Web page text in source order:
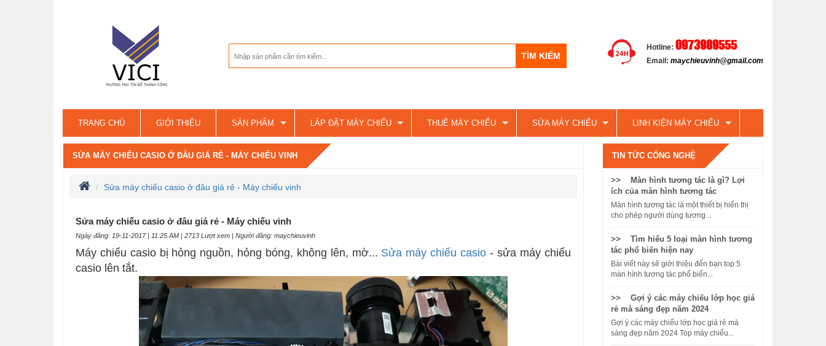
Hotline: 0973989555
Email: maychieuvinh@gmail.com
TRANG CHỦ GIỚI THIỆU SẢN PHẨM LẮP ĐẶT MÁY CHIẾU THUÊ MÁY CHIẾU SỬA MÁY CHIẾU LINH KIỆN MÁY CHIẾU
LIÊN HỆ
SỬA MÁY CHIẾU CASIO Ở ĐÂU GIÁ RẺ - MÁY CHIẾU VINH
Sửa máy chiếu casio ở đâu giá rẻ - Máy chiếu vinh
Sửa máy chiếu casio ở đâu giá rẻ - Máy chiếu vinh
Ngày đăng: 19-11-2017 | 11:25 AM | 2713 Lượt xem | Người đăng: maychieuvinh
Máy chiếu casio bị hỏng nguồn, hỏng bóng, không lên, mờ... Sửa máy chiếu casio - sửa máy chiếu
casio lên tắt.
TIN TỨC CÔNG NGHỆ
>> Màn hình tương tác là gì? Lợi
ích của màn hình tương tác
Màn hình tương tác là một thiết bị hiển thị
cho phép người dùng tương...
>> Tìm hiểu 5 loại màn hình tương
tác phổ biến hiện nay
Bài viết này sẽ giới thiệu đến bạn top 5
màn hình tương tác phổ biến...
>> Gợi ý các máy chiếu lớp học giá
rẻ mà sáng đẹp năm 2024
Gợi ý các máy chiếu lớp học giá rẻ mà
sáng đẹp năm 2024 Top máy chiếu...